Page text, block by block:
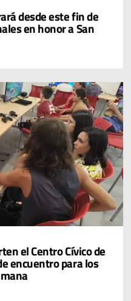
desde este fin de
en honor a San
el Centro Cívico de
encuentro para los